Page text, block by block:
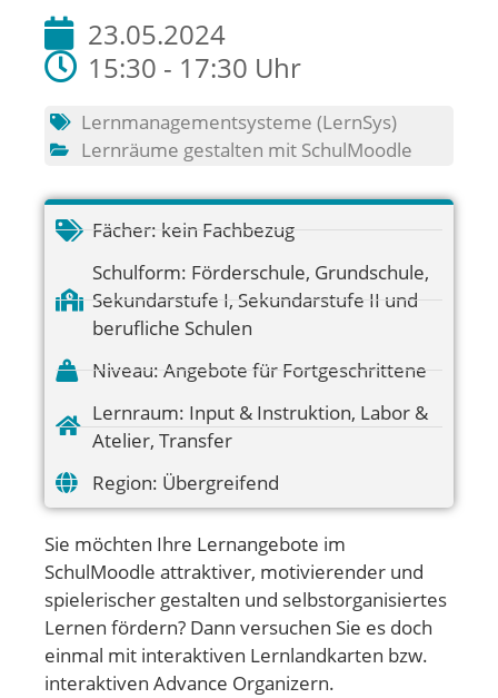
23.05.2024
15:30 - 17:30 Uhr
Lernmanagementsysteme (LernSys)
Lernräume gestalten mit SchulMoodle
Fächer: kein Fachbezug
Schulform: Förderschule, Grundschule,
Sekundarstufe I, Sekundarstufe II und
berufliche Schulen
Niveau: Angebote für Fortgeschrittene
Lernraum: Input & Instruktion, Labor &
Atelier, Transfer
Region: Übergreifend
Sie möchten Ihre Lernangebote im
SchulMoodle attraktiver, motivierender und
spielerischer gestalten und selbstorganisiertes
Lernen fördern? Dann versuchen Sie es doch
einmal mit interaktiven Lernlandkarten bzw.
interaktiven Advance Organizern.